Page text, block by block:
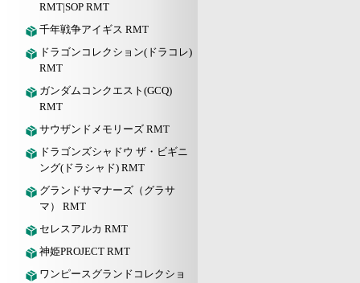
RMT|SOP RMT
千年戦争アイギス RMT
ドラゴンコレクション(ドラコレ)
RMT
ガンダムコンクエスト(GCQ)
RMT
サウザンドメモリーズ RMT
ドラゴンズシャドウ ザ・ビギニ
ング(ドラシャド) RMT
グランドサマナーズ（グラサ
マ） RMT
セレスアルカ RMT
神姫PROJECT RMT
ワンピースグランドコレクショ